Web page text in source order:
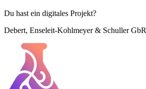
Du hast ein digitales Projekt?
Debert, Enseleit-Kohlmeyer & Schuller GbR